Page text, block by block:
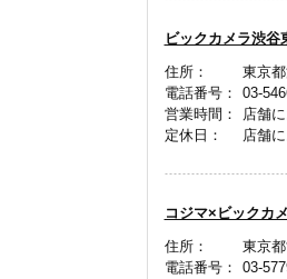
ビックカメラ渋谷
住所：
東京
電話番号：
03-
営業時間：
店舗
定休日：
店舗
コジマ×ビックカ
住所：
東京
電話番号：
03-